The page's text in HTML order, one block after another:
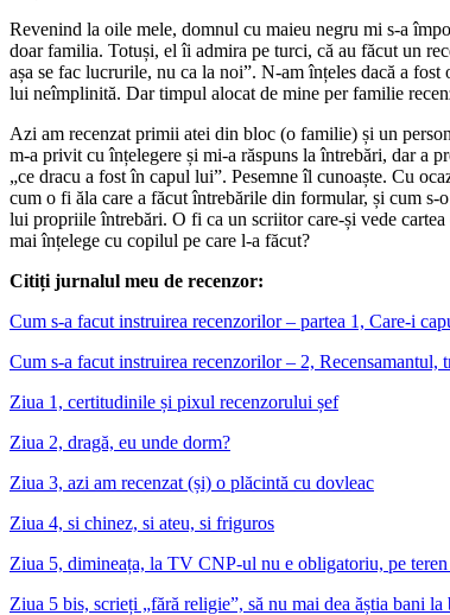
Revenind la oile mele, domnul cu maieu negru mi s-a
doar familia. Totuși, el îi admira pe turci, că au făcut un
așa se fac lucrurile, nu ca la noi”. N-am înțeles dacă a
lui neîmplinită. Dar timpul alocat de mine per familie
Azi am recenzat primii atei din bloc (o familie) și un
m-a privit cu înțelegere și mi-a răspuns la întrebări, dar a
„ce dracu a fost în capul lui”. Pesemne îl cunoaște. Cu
cum o fi ăla care a făcut întrebările din formular, și cum s-
lui propriile întrebări. O fi ca un scriitor care-și vede cartea
mai înțelege cu copilul pe care l-a făcut?
Citiți jurnalul meu de recenzor:
Cum s-a facut instruirea recenzorilor – partea 1, Care-i
Cum s-a facut instruirea recenzorilor – 2, Recensamantul,
Ziua 1, certitudinile și pixul recenzorului șef
Ziua 2, dragă, eu unde dorm?
Ziua 3, azi am recenzat (și) o plăcintă cu dovleac
Ziua 4, si chinez, si ateu, si friguros
Ziua 5, dimineața, la TV CNP-ul nu e obligatoriu, pe teren
Ziua 5 bis, scrieți „fără religie”, să nu mai dea ăștia bani la